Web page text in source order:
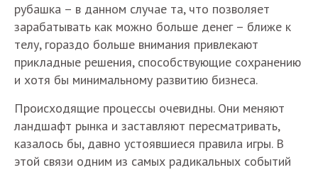
рубашка – в данном случае та, что позволяет
зарабатывать как можно больше денег – ближе к
телу, гораздо больше внимания привлекают
прикладные решения, способствующие сохранению
и хотя бы минимальному развитию бизнеса.
Происходящие процессы очевидны. Они меняют
ландшафт рынка и заставляют пересматривать,
казалось бы, давно устоявшиеся правила игры. В
этой связи одним из самых радикальных событий